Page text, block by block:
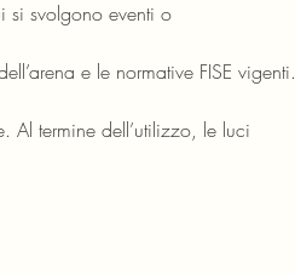
si svolgono eventi o
e le normative FISE vigenti.
Al termine dell’utilizzo, le luci